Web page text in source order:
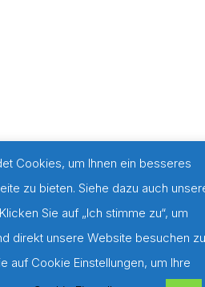
Cookies, um Ihnen ein besseres
zu bieten. Siehe dazu auch
Sie auf „Ich stimme zu“, um
direkt unsere Website besuchen zu
auf Cookie Einstellungen, um Ihre